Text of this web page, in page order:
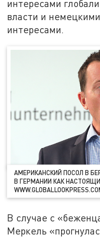
интересами
власти и
интересами.
АМЕРИКАНСКИЙ ПОСОЛ В
В ГЕРМАНИИ КАК
В случае с
Меркель